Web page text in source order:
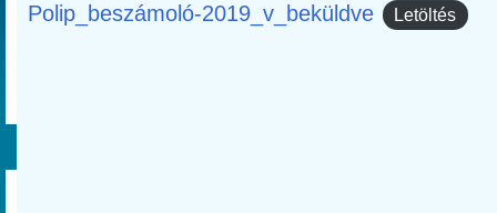
Polip_beszámoló-2019_v_beküldve Letöltés